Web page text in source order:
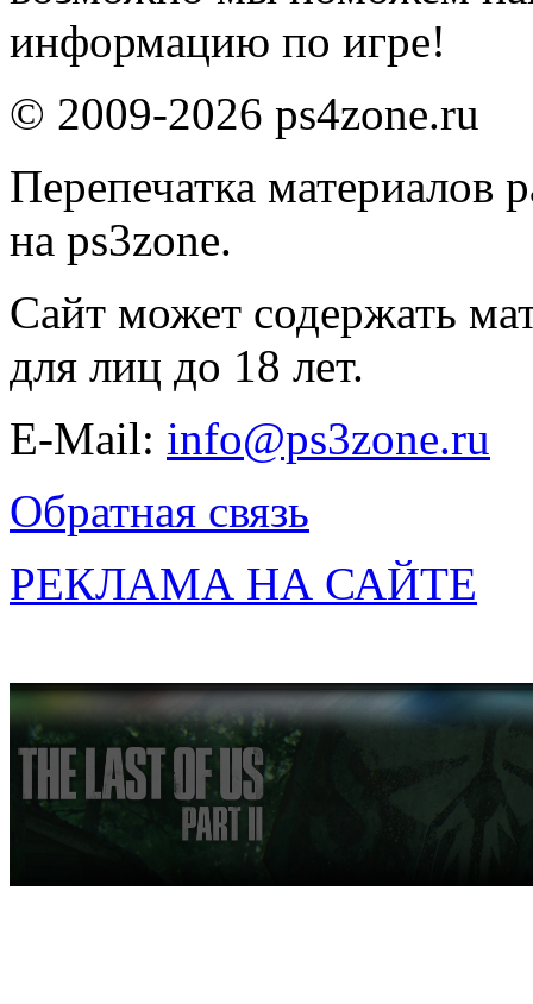
информацию по игре!
© 2009-2026 ps4zone.ru
Перепечатка материалов
на ps3zone.
Сайт может содержать
для лиц до 18 лет.
E-Mail: info@ps3zone.ru
Обратная связь
РЕКЛАМА НА САЙТЕ